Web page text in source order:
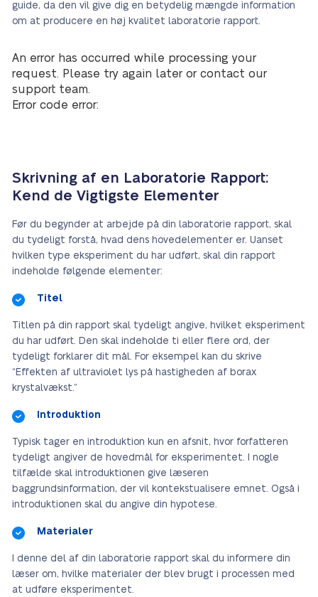
guide, da den vil give dig en betydelig mængde information
om at producere en høj kvalitet laboratorie rapport.
An error has occurred while processing your
request. Please try again later or contact our
support team.
Error code error:
Skrivning af en Laboratorie Rapport:
Kend de Vigtigste Elementer
Før du begynder at arbejde på din laboratorie rapport, skal
du tydeligt forstå, hvad dens hovedelementer er. Uanset
hvilken type eksperiment du har udført, skal din rapport
indeholde følgende elementer:
Titel
Titlen på din rapport skal tydeligt angive, hvilket eksperiment
du har udført. Den skal indeholde ti eller flere ord, der
tydeligt forklarer dit mål. For eksempel kan du skrive
“Effekten af ultraviolet lys på hastigheden af borax
krystalvækst.”
Introduktion
Typisk tager en introduktion kun en afsnit, hvor forfatteren
tydeligt angiver de hovedmål for eksperimentet. I nogle
tilfælde skal introduktionen give læseren
baggrundsinformation, der vil kontekstualisere emnet. Også i
introduktionen skal du angive din hypotese.
Materialer
I denne del af din laboratorie rapport skal du informere din
læser om, hvilke materialer der blev brugt i processen med
at udføre eksperimentet.